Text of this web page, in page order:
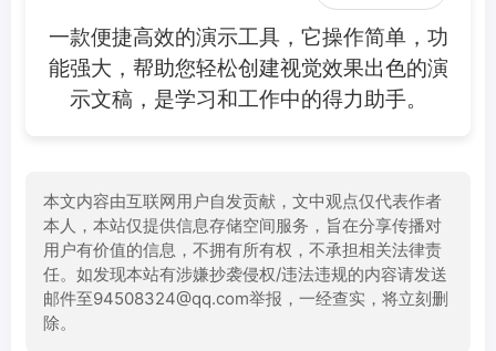
一款便捷高效的演示工具，它操作简单，功
能强大，帮助您轻松创建视觉效果出色的演
示文稿，是学习和工作中的得力助手。
本文内容由互联网用户自发贡献，文中观点仅代表作者
本人，本站仅提供信息存储空间服务，旨在分享传播对
用户有价值的信息，不拥有所有权，不承担相关法律责
任。如发现本站有涉嫌抄袭侵权/违法违规的内容请发送
邮件至94508324@qq.com举报，一经查实，将立刻删
除。